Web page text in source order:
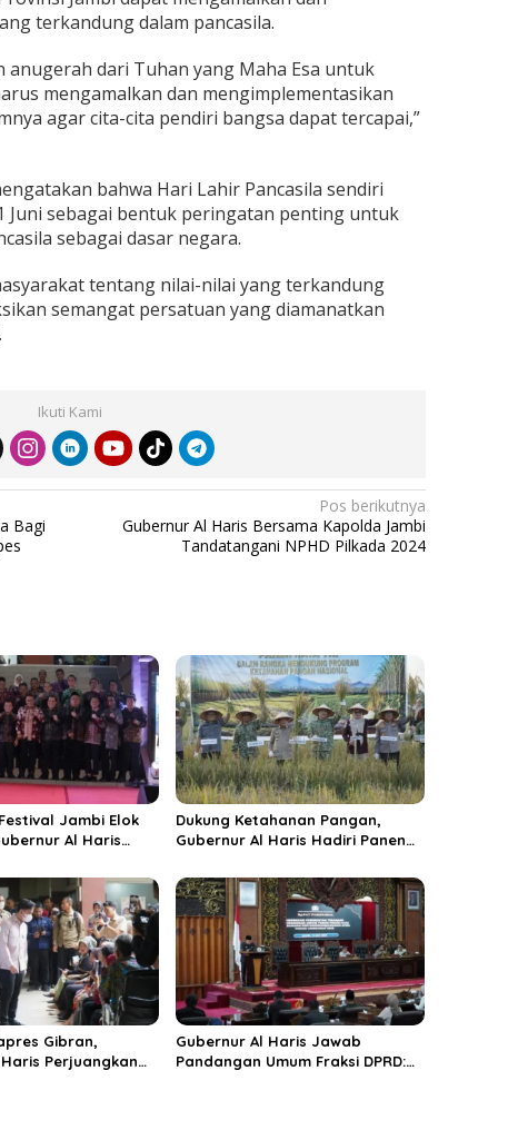
terkandung dalam pancasila.
anugerah dari Tuhan yang Maha Esa untuk
mengamalkan dan mengimplementasikan
agar cita-cita pendiri bangsa dapat tercapai,”
bahwa Hari Lahir Pancasila sendiri
Juni sebagai bentuk peringatan penting untuk
sebagai dasar negara.
tentang nilai-nilai yang terkandung
semangat persatuan yang diamanatkan
Ikuti Kami
Bagi
Pos berikutnya
Gubernur Al Haris Bersama Kapolda Jambi
Tandatangani NPHD Pilkada 2024
Jambi Elok
Al Haris
Budaya
Dukung Ketahanan Pangan,
Gubernur Al Haris Hadiri Panen
Tanjungjabung Timur
Gibran,
Perjuangkan
Gubernur Al Haris Jawab
Pandangan Umum Fraksi DPRD: